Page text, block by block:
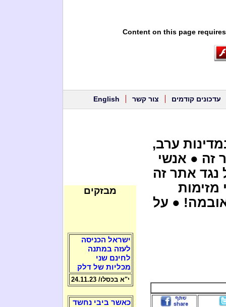
Content on this page
עדכונים קודמים צור קשר English
ערב,
זה ● אנשי
נגד אתר זה
מזימות
● על
מבזקים
ישראל הכניסה
לעזה במתנה
לחינם שני
מכליות של דלק
י"א בכסלו/ 24.11.23
כאשר ביבי נחשד